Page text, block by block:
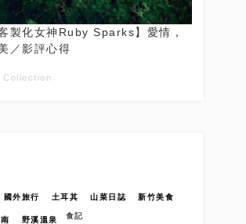
製化女神Ruby Sparks】愛情，
／影評心得
國外旅行 土耳其 山菜日誌 新竹美食
野溪溫泉 食記